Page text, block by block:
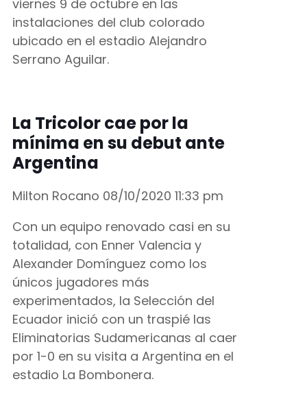
viernes 9 de octubre en las
instalaciones del club colorado
ubicado en el estadio Alejandro
Serrano Aguilar.
La Tricolor cae por la
mínima en su debut ante
Argentina
Milton Rocano 08/10/2020 11:33 pm
Con un equipo renovado casi en su
totalidad, con Enner Valencia y
Alexander Domínguez como los
únicos jugadores más
experimentados, la Selección del
Ecuador inició con un traspié las
Eliminatorias Sudamericanas al caer
por 1-0 en su visita a Argentina en el
estadio La Bombonera.